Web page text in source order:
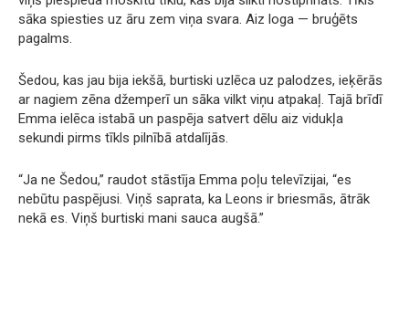
sāka spiesties uz āru zem viņa svara. Aiz loga — bruģēts
pagalms.
Šedou, kas jau bija iekšā, burtiski uzlēca uz palodzes, ieķērās
ar nagiem zēna džemperī un sāka vilkt viņu atpakaļ. Tajā brīdī
Emma ielēca istabā un paspēja satvert dēlu aiz vidukļa
sekundi pirms tīkls pilnībā atdalījās.
“Ja ne Šedou,” raudot stāstīja Emma poļu televīzijai, “es
nebūtu paspējusi. Viņš saprata, ka Leons ir briesmās, ātrāk
nekā es. Viņš burtiski mani sauca augšā.”